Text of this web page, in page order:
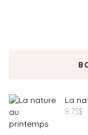
La
8.75$